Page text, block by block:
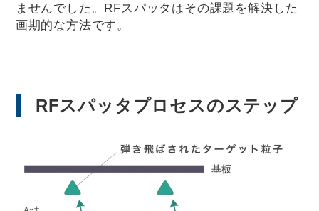
ませんでした。RFスパッタはその課題を解決した
画期的な方法です。
RFスパッタプロセスのステップ